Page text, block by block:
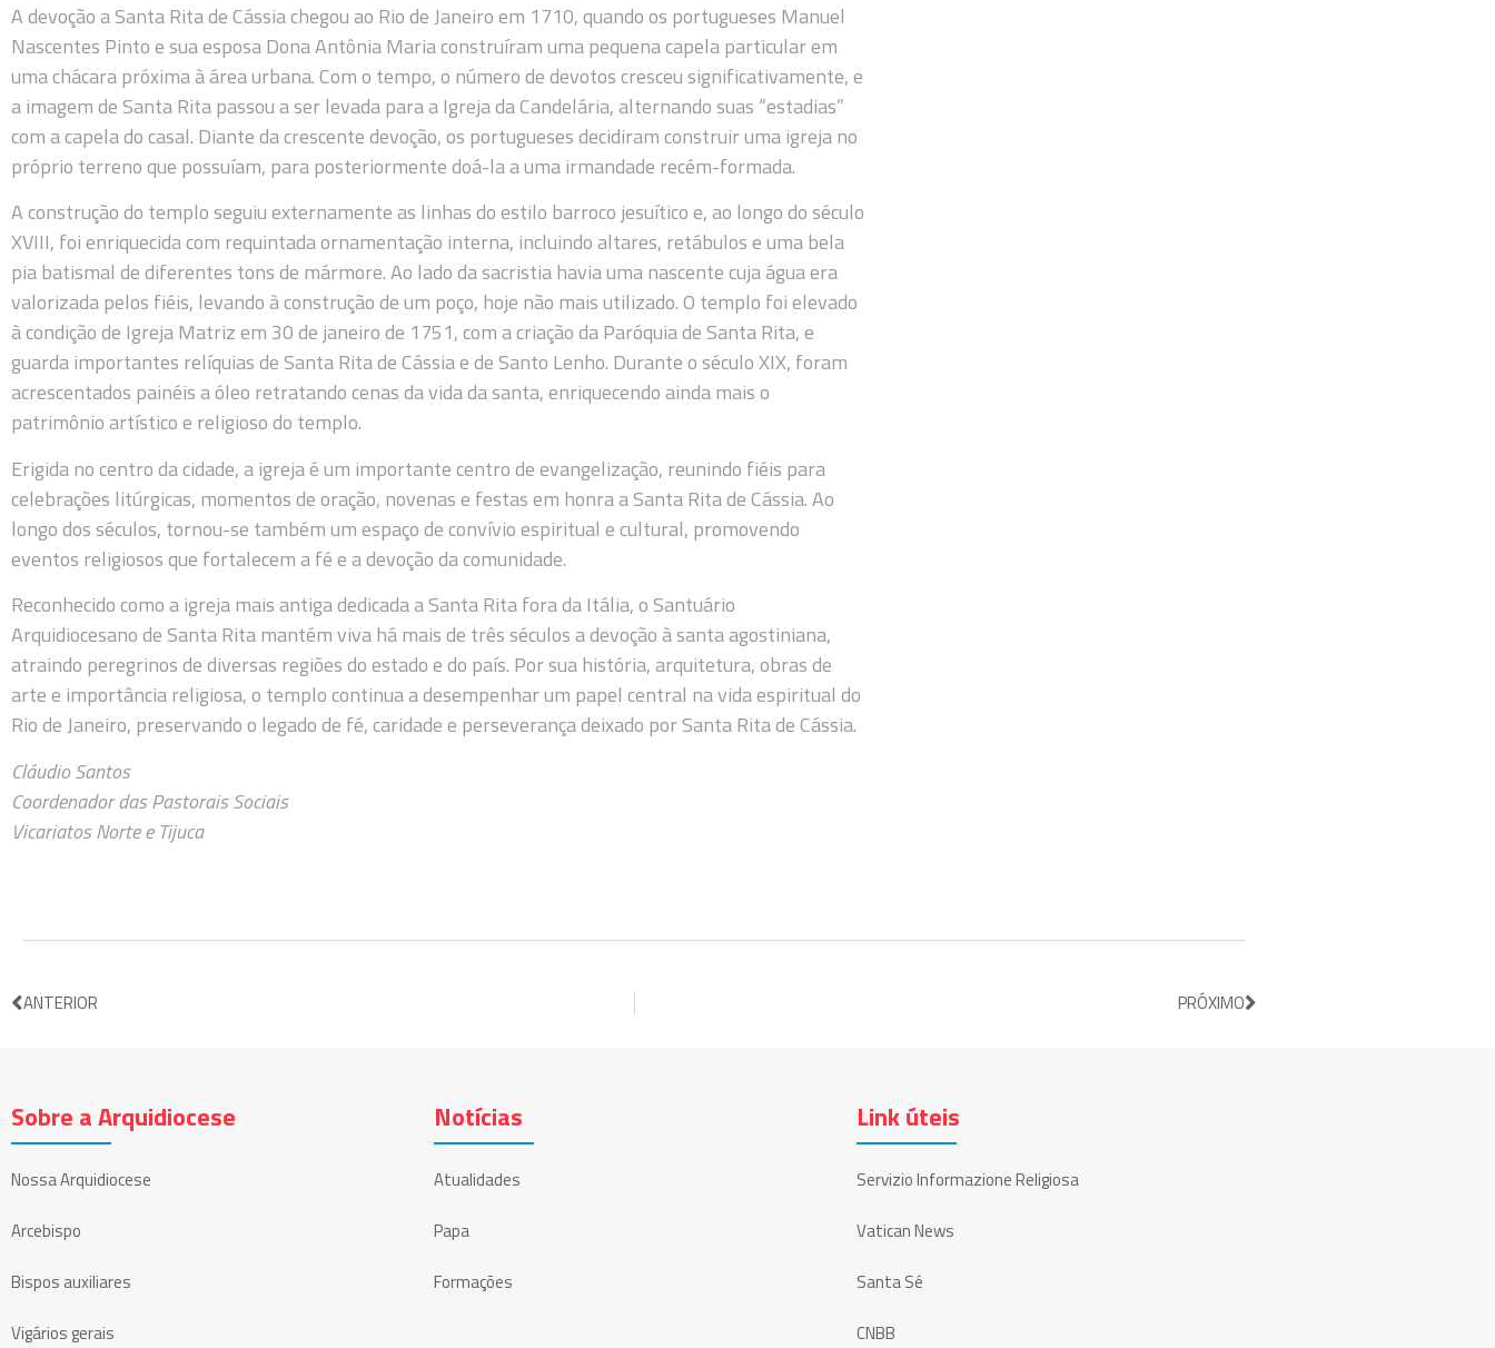
A devoção a Santa Rita de Cássia chegou ao Rio de Janeiro em 1710, quando os portugueses Manuel
Nascentes Pinto e sua esposa Dona Antônia Maria construíram uma pequena capela particular em
uma chácara próxima à área urbana. Com o tempo, o número de devotos cresceu significativamente, e
a imagem de Santa Rita passou a ser levada para a Igreja da Candelária, alternando suas “estadias”
com a capela do casal. Diante da crescente devoção, os portugueses decidiram construir uma igreja no
próprio terreno que possuíam, para posteriormente doá-la a uma irmandade recém-formada.
A construção do templo seguiu externamente as linhas do estilo barroco jesuítico e, ao longo do século
XVIII, foi enriquecida com requintada ornamentação interna, incluindo altares, retábulos e uma bela
pia batismal de diferentes tons de mármore. Ao lado da sacristia havia uma nascente cuja água era
valorizada pelos fiéis, levando à construção de um poço, hoje não mais utilizado. O templo foi elevado
à condição de Igreja Matriz em 30 de janeiro de 1751, com a criação da Paróquia de Santa Rita, e
guarda importantes relíquias de Santa Rita de Cássia e de Santo Lenho. Durante o século XIX, foram
acrescentados painéis a óleo retratando cenas da vida da santa, enriquecendo ainda mais o
patrimônio artístico e religioso do templo.
Erigida no centro da cidade, a igreja é um importante centro de evangelização, reunindo fiéis para
celebrações litúrgicas, momentos de oração, novenas e festas em honra a Santa Rita de Cássia. Ao
longo dos séculos, tornou-se também um espaço de convívio espiritual e cultural, promovendo
eventos religiosos que fortalecem a fé e a devoção da comunidade.
Reconhecido como a igreja mais antiga dedicada a Santa Rita fora da Itália, o Santuário
Arquidiocesano de Santa Rita mantém viva há mais de três séculos a devoção à santa agostiniana,
atraindo peregrinos de diversas regiões do estado e do país. Por sua história, arquitetura, obras de
arte e importância religiosa, o templo continua a desempenhar um papel central na vida espiritual do
Rio de Janeiro, preservando o legado de fé, caridade e perseverança deixado por Santa Rita de Cássia.
Cláudio Santos
Coordenador das Pastorais Sociais
Vicariatos Norte e Tijuca
ANTERIOR PRÓXIMO
Sobre a Arquidiocese
Nossa Arquidiocese
Arcebispo
Bispos auxiliares
Vigários gerais
Notícias
Atualidades
Papa
Formações
Link úteis
Servizio Informazione Religiosa
Vatican News
Santa Sé
CNBB